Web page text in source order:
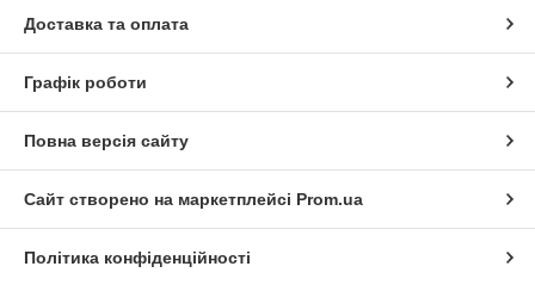
Доставка та оплата
Графік роботи
Повна версія сайту
Сайт створено на маркетплейсі Prom.ua
Політика конфіденційності